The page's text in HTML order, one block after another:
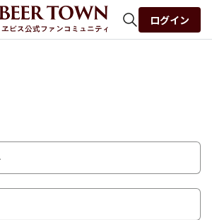
ログイン